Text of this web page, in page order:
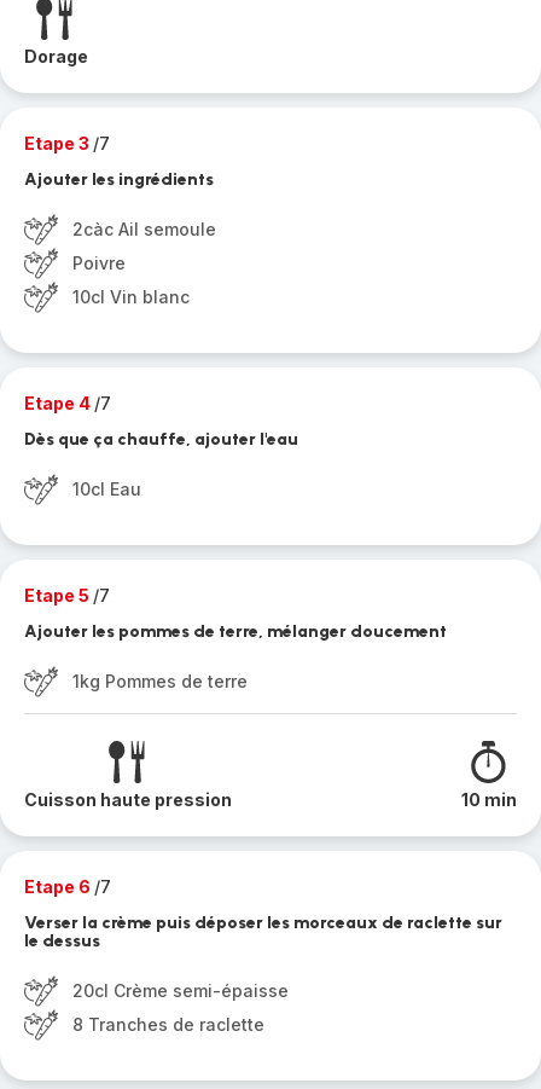
Dorage
Etape 3 /7
Ajouter les ingrédients
2càc Ail semoule
Poivre
10cl Vin blanc
Etape 4 /7
Dès que ça chauffe, ajouter l'eau
10cl Eau
Etape 5 /7
Ajouter les pommes de terre, mélanger doucement
1kg Pommes de terre
Cuisson haute pression 10 min
Etape 6 /7
Verser la crème puis déposer les morceaux de raclette sur
le dessus
20cl Crème semi-épaisse
8 Tranches de raclette